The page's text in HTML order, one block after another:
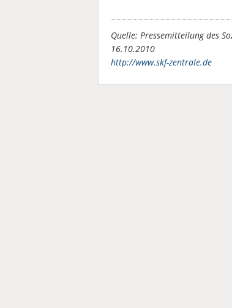
Quelle: Pressemitteilung des
16.10.2010
http://www.skf-zentrale.de